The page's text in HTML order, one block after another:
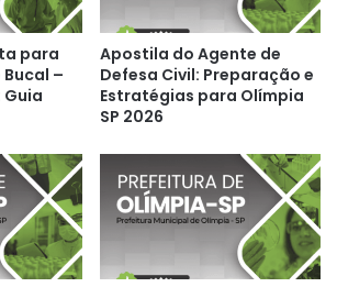
para
–
Guia
Apostila do Agente de
Defesa Civil: Preparação e
Estratégias para Olímpia
SP 2026